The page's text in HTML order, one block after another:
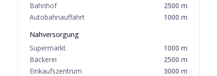
Bahnhof
2500 m
Autobahnauffahrt
1000 m
Nahversorgung
Supermarkt
1000 m
Bäckerei
2500 m
Einkaufszentrum
3000 m